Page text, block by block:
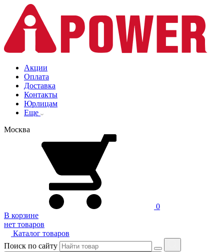
Акции
Оплата
Доставка
Контакты
Юрлицам
Еще
Москва
0
В корзине
нет товаров
Каталог товаров
Поиск по сайту